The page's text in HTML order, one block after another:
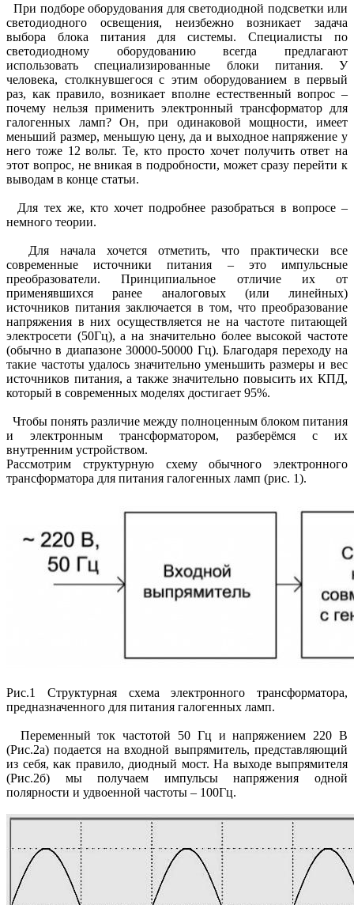
При подборе оборудования для светодиодной подсветки или
светодиодного освещения, неизбежно возникает задача
выбора блока питания для системы. Специалисты по
светодиодному оборудованию всегда предлагают
использовать специализированные блоки питания. У
человека, столкнувшегося с этим оборудованием в первый
раз, как правило, возникает вполне естественный вопрос –
почему нельзя применить электронный трансформатор для
галогенных ламп? Он, при одинаковой мощности, имеет
меньший размер, меньшую цену, да и выходное напряжение у
него тоже 12 вольт. Те, кто просто хочет получить ответ на
этот вопрос, не вникая в подробности, может сразу перейти к
выводам в конце статьи.
Для тех же, кто хочет подробнее разобраться в вопросе –
немного теории.
Для начала хочется отметить, что практически все
современные источники питания – это импульсные
преобразователи. Принципиальное отличие их от
применявшихся ранее аналоговых (или линейных)
источников питания заключается в том, что преобразование
напряжения в них осуществляется не на частоте питающей
электросети (50Гц), а на значительно более высокой частоте
(обычно в диапазоне 30000-50000 Гц). Благодаря переходу на
такие частоты удалось значительно уменьшить размеры и вес
источников питания, а также значительно повысить их КПД,
который в современных моделях достигает 95%.
Чтобы понять различие между полноценным блоком питания
и электронным трансформатором, разберёмся с их
внутренним устройством.
Рассмотрим структурную схему обычного электронного
трансформатора для питания галогенных ламп (рис. 1).
Рис.1 Структурная схема электронного трансформатора,
предназначенного для питания галогенных ламп.
Переменный ток частотой 50 Гц и напряжением 220 В
(Рис.2а) подается на входной выпрямитель, представляющий
из себя, как правило, диодный мост. На выходе выпрямителя
(Рис.2б) мы получаем импульсы напряжения одной
полярности и удвоенной частоты – 100Гц.